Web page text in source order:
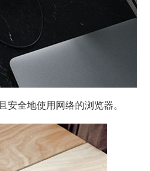
全地使用网络的浏览器。